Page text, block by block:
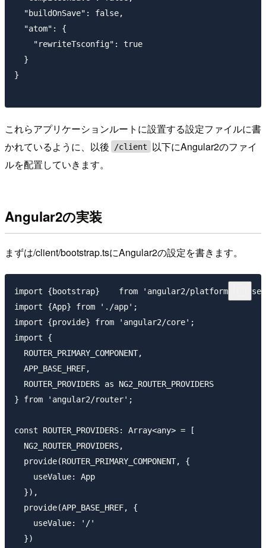
  "buildOnSave": false,
  "atom": {
    "rewriteTsconfig": true
  }
}
これらアプリケーションルートに設置する設定ファイルに書
かれているように、以後
/client
以下にAngular2のファイ
ルを配置していきます。
Angular2の実装
まずは/client/bootstrap.tsにAngular2の設定を書きます。
import {bootstrap}    from 'angular2/platform/
import {App} from './app';
import {provide} from 'angular2/core';
import {
  ROUTER_PRIMARY_COMPONENT,
  APP_BASE_HREF,
  ROUTER_PROVIDERS as NG2_ROUTER_PROVIDERS
} from 'angular2/router';
const ROUTER_PROVIDERS: Array<any> = [
  NG2_ROUTER_PROVIDERS,
  provide(ROUTER_PRIMARY_COMPONENT, {
    useValue: App
  }),
  provide(APP_BASE_HREF, {
    useValue: '/'
  })